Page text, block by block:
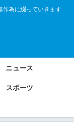
作為に綴っていきます
ニュース
スポーツ